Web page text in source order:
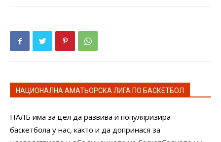
НАЦИОНАЛНА АМАТЬОРСКА ЛИГА ПО БАСКЕТБОЛ
НАЛБ има за цел да развива и популяризира
баскетбола у нас, както и да допринася за